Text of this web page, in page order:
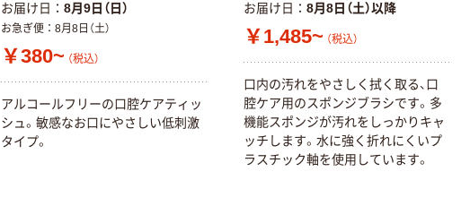
お届け日 8月9日（日）
お急ぎ便 8月8日（土）
￥380~ （税込）
アルコールフリーの口腔ケアティッ
シュ。敏感なお口にやさしい低刺激
タイプ。
お届け日 8月8日（土）以降
￥1,485~ （税込）
口内の汚れをやさしく拭く取る、口
腔ケア用のスポンジブラシです。多
機能スポンジが汚れをしっかりキャ
ッチします。水に強く折れにくいプ
ラスチック軸を使用しています。